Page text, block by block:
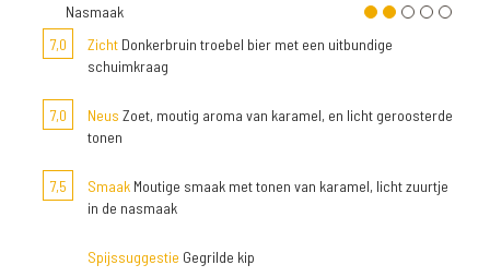
Nasmaak
7,0
Zicht Donkerbruin troebel bier met een uitbundige
schuimkraag
7,0 Neus Zoet, moutig aroma van karamel, en licht geroosterde
tonen
7,5 Smaak Moutige smaak met tonen van karamel, licht zuurtje
in de nasmaak
Spijssuggestie Gegrilde kip